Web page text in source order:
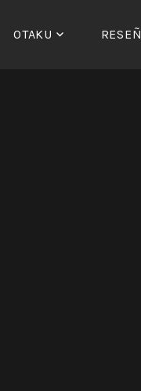
OTAKU